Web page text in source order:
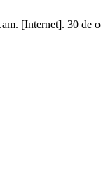
[Internet]. 30 de